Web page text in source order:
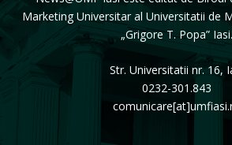
Marketing Universitar al Universitatii de
„Grigore T. Popa” Iasi.
Str. Universitatii nr. 16,
0232-301.843